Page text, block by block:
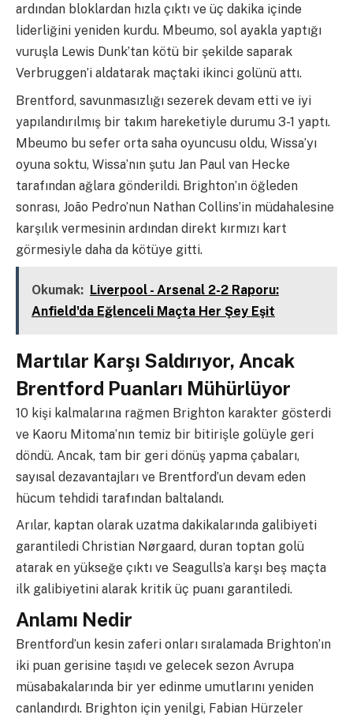
ardından bloklardan hızla çıktı ve üç dakika içinde
liderliğini yeniden kurdu. Mbeumo, sol ayakla yaptığı
vuruşla Lewis Dunk’tan kötü bir şekilde saparak
Verbruggen’i aldatarak maçtaki ikinci golünü attı.
Brentford, savunmasızlığı sezerek devam etti ve iyi
yapılandırılmış bir takım hareketiyle durumu 3-1 yaptı.
Mbeumo bu sefer orta saha oyuncusu oldu, Wissa’yı
oyuna soktu, Wissa’nın şutu Jan Paul van Hecke
tarafından ağlara gönderildi. Brighton’ın öğleden
sonrası, João Pedro’nun Nathan Collins’in müdahalesine
karşılık vermesinin ardından direkt kırmızı kart
görmesiyle daha da kötüye gitti.
Okumak: Liverpool - Arsenal 2-2 Raporu:
Anfield'da Eğlenceli Maçta Her Şey Eşit
Martılar Karşı Saldırıyor, Ancak
Brentford Puanları Mühürlüyor
10 kişi kalmalarına rağmen Brighton karakter gösterdi
ve Kaoru Mitoma’nın temiz bir bitirişle golüyle geri
döndü. Ancak, tam bir geri dönüş yapma çabaları,
sayısal dezavantajları ve Brentford’un devam eden
hücum tehdidi tarafından baltalandı.
Arılar, kaptan olarak uzatma dakikalarında galibiyeti
garantiledi Christian Nørgaard, duran toptan golü
atarak en yükseğe çıktı ve Seagulls’a karşı beş maçta
ilk galibiyetini alarak kritik üç puanı garantiledi.
Anlamı Nedir
Brentford’un kesin zaferi onları sıralamada Brighton’ın
iki puan gerisine taşıdı ve gelecek sezon Avrupa
müsabakalarında bir yer edinme umutlarını yeniden
canlandırdı. Brighton için yenilgi, Fabian Hürzeler